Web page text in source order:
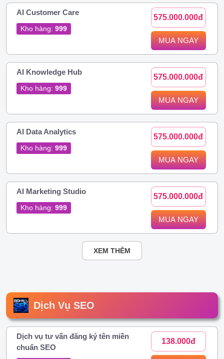
AI Customer Care
Kho hàng: 999
575.000.000đ
MUA NGAY
AI Knowledge Hub
Kho hàng: 999
575.000.000đ
MUA NGAY
AI Data Analytics
Kho hàng: 999
575.000.000đ
MUA NGAY
AI Marketing Studio
Kho hàng: 999
575.000.000đ
MUA NGAY
XEM THÊM
Dịch Vụ SEO
Dịch vụ tư vấn đăng ký tên miền
chuẩn SEO
138.000đ